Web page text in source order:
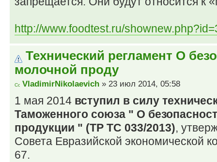
http://www.foodtest.ru/
Технический регламент О
молочной проду
VladimirNikolaevich » 23 июл 2014, 05:58
1 мая 2014 вступил в силу
Таможенного союза " О
продукции " (ТР ТС 033/2013),
Совета Евразийской экономической
67.